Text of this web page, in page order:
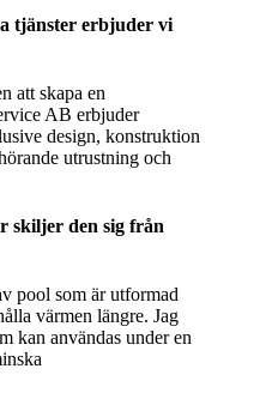
tjänster erbjuder vi
att skapa en
AB erbjuder
design, konstruktion
utrustning och
skiljer den sig från
pool som är utformad
värmen längre. Jag
kan användas under en